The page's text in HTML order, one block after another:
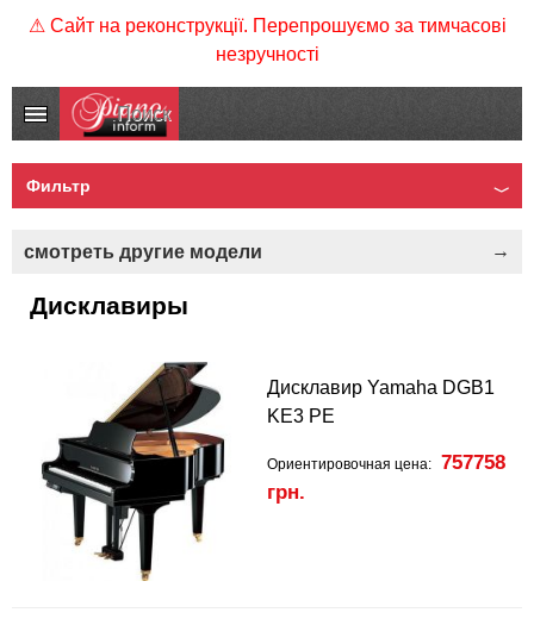
⚠ Сайт на реконструкції. Перепрошуємо за тимчасові
незручності
Фильтр
смотреть другие модели
Дисклавиры
Дисклавир Yamaha DGB1
KE3 PE
Ориентировочная цена: 757758
грн.